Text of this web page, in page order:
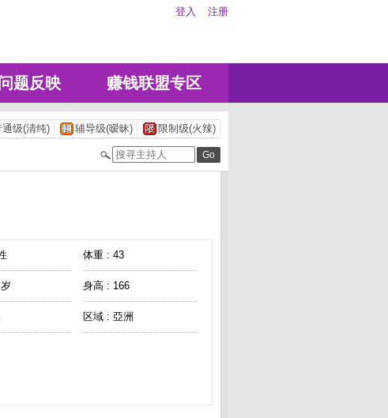
登入 注册
题反映 赚钱联盟专区
通级(清纯) 辅导级(暧昧) 限制级(火辣)
体重 : 43
身高 : 166
区域 : 亞洲